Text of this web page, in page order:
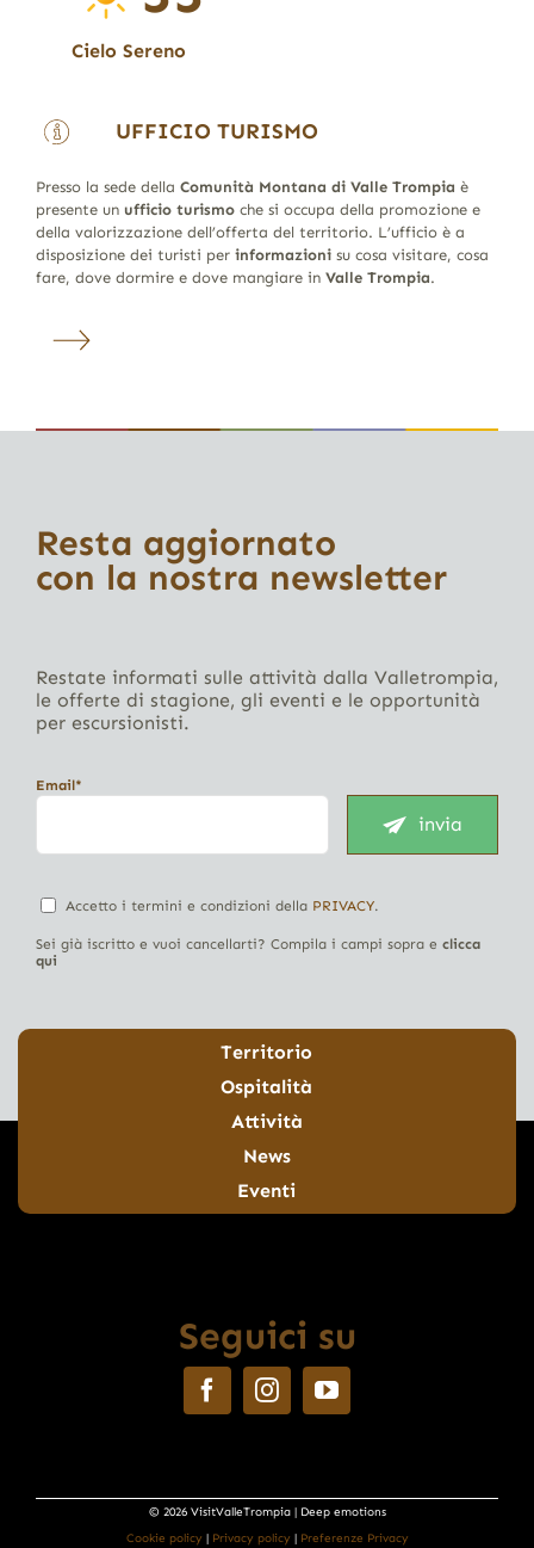
Cielo Sereno
UFFICIO TURISMO
Presso la sede della Comunità Montana di Valle Trompia è
presente un ufficio turismoche si occupa della promozione e
della valorizzazione dell’offerta del territorio. L’ufficio è a
disposizione dei turisti per informazionisu cosa visitare, cosa
fare, dove dormire e dove mangiare in Valle Trompia.
Resta aggiornato
con la nostra newsletter
Restate informati sulle attività dalla Valletrompia,
le offerte di stagione, gli eventi e le opportunità
per escursionisti.
Email*
invia
Accetto i termini e condizioni della PRIVACY.
Sei già iscritto e vuoi cancellarti? Compila i campi sopra e clicca
qui
Territorio
Ospitalità
Attività
News
Eventi
Seguici su
© 2026 VisitValleTrompia | Deep emotions
Cookie policy
Privacy policy Preferenze Privacy